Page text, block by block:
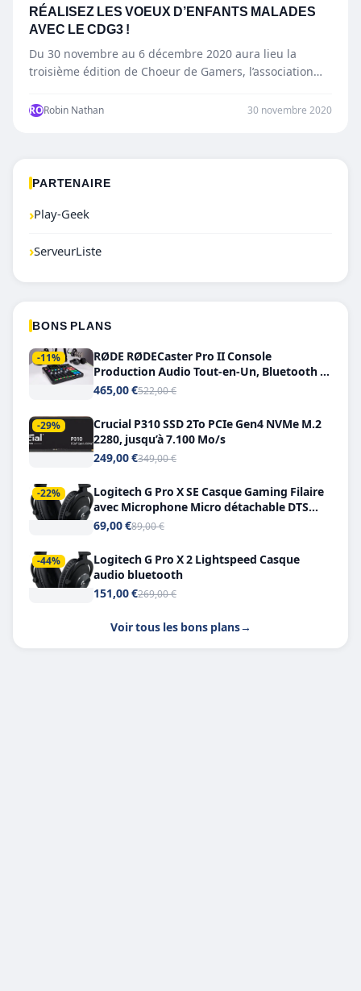
RÉALISEZ LES VOEUX D’ENFANTS MALADES
AVEC LE CDG3 !
Du 30 novembre au 6 décembre 2020 aura lieu la
troisième édition de Choeur de Gamers, l’association
RORobin Nathan 30 novembre 2020
PARTENAIRE
›Play-Geek
›ServeurListe
BONS PLANS
-11%
RØDE RØDECaster Pro II Console
Production Audio Tout-en-Un, Bluetooth et
Double USB-C
465,00 €522,00 €
-29%
Crucial P310 SSD 2To PCIe Gen4 NVMe M.2
2280, jusqu’à 7.100 Mo/s
249,00 €349,00 €
-22%
Logitech G Pro X SE Casque Gaming Filaire
avec Microphone Micro détachable DTS
Headphone X 7.1
69,00 €89,00 €
-44%
Logitech G Pro X 2 Lightspeed Casque
audio bluetooth
151,00 €269,00 €
Voir tous les bons plans→